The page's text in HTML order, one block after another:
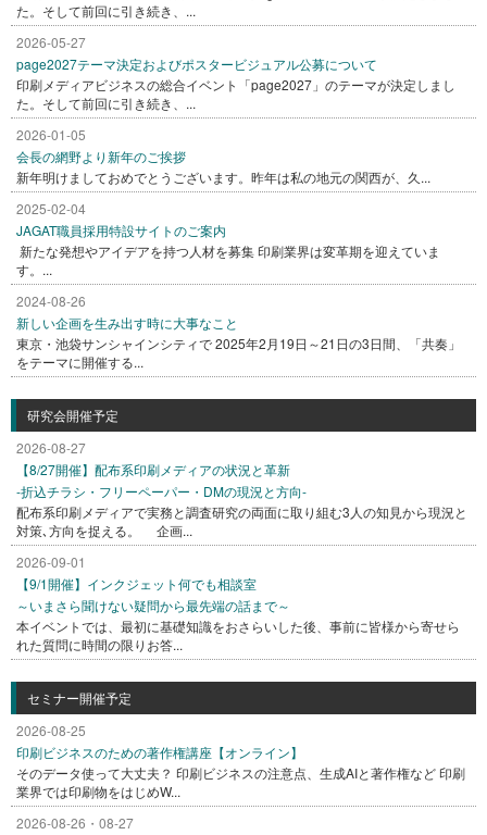
た。そして前回に引き続き、...
2026-05-27
page2027テーマ決定およびポスタービジュアル公募について
印刷メディアビジネスの総合イベント「page2027」のテーマが決定しまし
た。そして前回に引き続き、...
2026-01-05
会長の網野より新年のご挨拶
新年明けましておめでとうございます。昨年は私の地元の関西が、久...
2025-02-04
JAGAT職員採用特設サイトのご案内
新たな発想やアイデアを持つ人材を募集 印刷業界は変革期を迎えていま
す。...
2024-08-26
新しい企画を生み出す時に大事なこと
東京・池袋サンシャインシティで 2025年2月19日～21日の3日間、「共奏」
をテーマに開催する...
研究会開催予定
2026-08-27
【8/27開催】配布系印刷メディアの状況と革新
-折込チラシ・フリーペーパー・DMの現況と方向-
配布系印刷メディアで実務と調査研究の両面に取り組む3人の知見から現況と
対策､方向を捉える。 企画...
2026-09-01
【9/1開催】インクジェット何でも相談室
～いまさら聞けない疑問から最先端の話まで～
本イベントでは、最初に基礎知識をおさらいした後、事前に皆様から寄せら
れた質問に時間の限りお答...
セミナー開催予定
2026-08-25
印刷ビジネスのための著作権講座【オンライン】
そのデータ使って大丈夫？ 印刷ビジネスの注意点、生成AIと著作権など 印刷
業界では印刷物をはじめW...
2026-08-26・08-27